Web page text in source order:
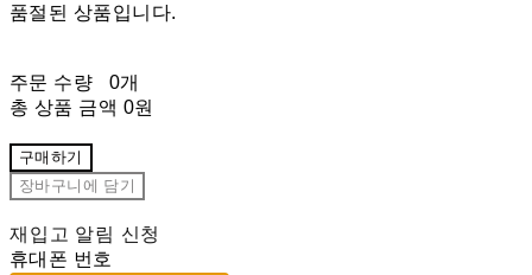
품절된 상품입니다.
주문 수량
0개
총 상품 금액 0원
구매하기
장바구니에 담기
재입고 알림 신청
휴대폰 번호